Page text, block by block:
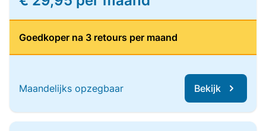
Goedkoper na 3 retours per maand
Maandelijks opzegbaar Bekijk